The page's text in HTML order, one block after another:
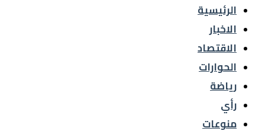
الرئيسية
الاخبار
الاقتصاد
الحوارات
رياضة
رأي
منوعات